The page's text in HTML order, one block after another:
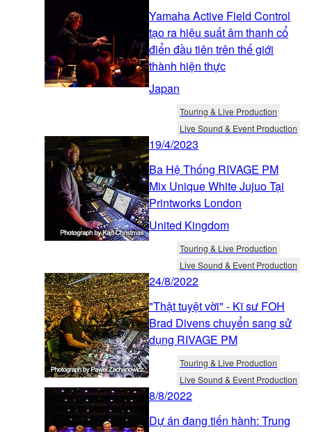
Yamaha Active Field Control
tạo ra hiệu suất âm thanh cổ
điển đầu tiên trên thế giới
thành hiện thực
Japan
Touring & Live Production
Live Sound & Event Production
19/4/2023
Ba Hệ Thống RIVAGE PM
Mix Unique White Jujuo Tại
Printworks London
United Kingdom
Touring & Live Production
Live Sound & Event Production
24/8/2022
"Thật tuyệt vời" - Kĩ sư FOH
Brad Divens chuyển sang sử
dụng RIVAGE PM
Touring & Live Production
Live Sound & Event Production
8/8/2022
Dự án đang tiến hành: Trung